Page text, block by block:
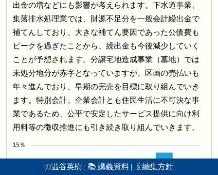
©澁谷英樹| 📚 講義資料| 🖇編集方針
出金の増などにも影響が考えられます。下水道事業、
集落排水処理業では、財源不足分を一般会計繰出金で
補てんしており、大きな補てん要因であった公債費も
ピークを過ぎたことから、繰出金も今後減少していく
ことが予想されます。分譲宅地造成事業（墓地）では
未処分地分が赤字となっていますが、区画の売払いも
年々進んでおり、早期の完売を目標に取り組んでいき
ます。特別会計、企業会計とも住民生活に不可決な事
業であるため、公平で安定したサービス提供に向け利
用料等の徴収推進にも引き続き取り組んでいきます。